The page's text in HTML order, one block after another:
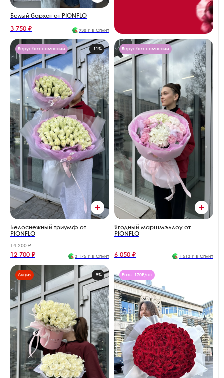
Белый бархат от PIONFLO
3 750 ₽ 938 ₽ в Сплит
Берут без сомнений -11%
Белоснежный триумф от
PIONFLO
14 200 ₽
12 700 ₽ 3 175 ₽ в Сплит
Берут без сомнений
Ягодный маршмэллоу от
PIONFLO
6 050 ₽ 1 513 ₽ в Сплит
Акция -9% Розы 170₽/шт